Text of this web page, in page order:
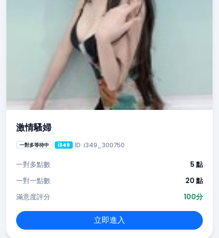
激情騷婦
一對多等待中 i349 ID: i349_300750
一對多點數
5 點
一對一點數
20 點
滿意度評分
100分
立即進入